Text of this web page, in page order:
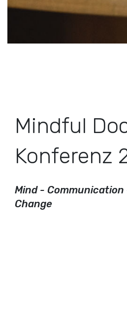
Mindful
Konferenz
Mind -
Change